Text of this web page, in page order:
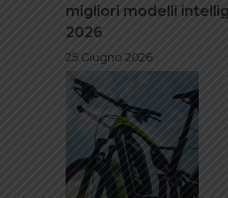
migliori modelli
2026
25 Giugno 2026